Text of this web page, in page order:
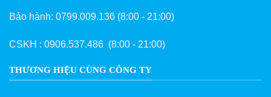
Bảo hành: 0799.009.136 (8:00 - 21:00)
CSKH : 0906.537.486 (8:00 - 21:00)
THƯƠNG HIỆU CÙNG CÔNG TY